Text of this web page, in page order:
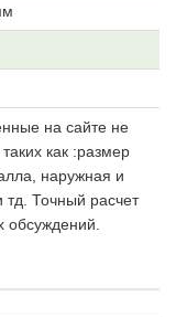
на сайте не
как :размер
наружная и
тд. Точный расчет
обсуждений.